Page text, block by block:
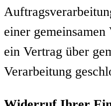
einer
ein Vertrag über
Verarbeitung